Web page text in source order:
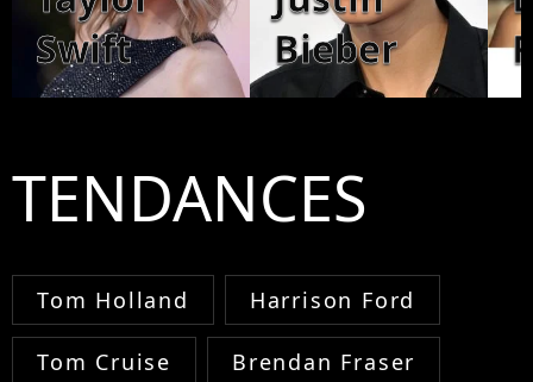
Swift
Bieber
TENDANCES
Tom Holland Harrison Ford
Tom Cruise Brendan Fraser